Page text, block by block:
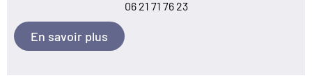
06 21 71 76 23
En savoir plus